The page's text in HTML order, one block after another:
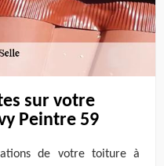
sur votre
Peintre 59
de votre toiture à